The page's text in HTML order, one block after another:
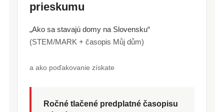
prieskumu
„Ako sa stavajú domy na Slovensku“
(STEM/MARK + časopis Můj dům)
a ako poďakovanie získate
Ročné tlačené predplatné časopisu